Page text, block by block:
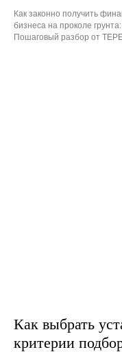
Как законно получить
бизнеса на проколе
Пошаговый разбор от
Как выбрать
критерии